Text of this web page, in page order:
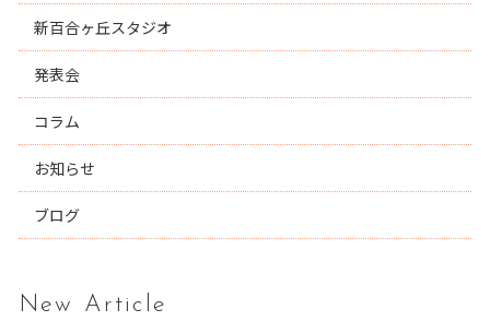
新百合ヶ丘スタジオ
発表会
コラム
お知らせ
ブログ
New Article